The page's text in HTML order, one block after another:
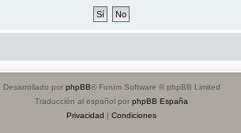
Desarrollado por phpBB® Forum Software © phpBB Limited
Traducción al español por phpBB España
Privacidad | Condiciones